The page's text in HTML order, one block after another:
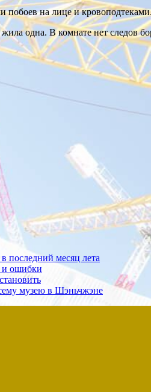
на лице и
одна. В комнате нет следов
последний месяц лета
и ошибки
музею в Шэньчжэне